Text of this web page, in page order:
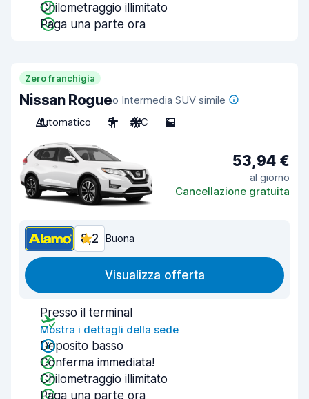
Chilometraggio illimitato
Paga una parte ora
Zero franchigia
Nissan Rogueo Intermedia SUV simile
Automatico
5 A/C 5
53,94 €
al giorno
Cancellazione gratuita
8,2 Buona
Visualizza offerta
Presso il terminal
Mostra i dettagli della sede
Deposito basso
Conferma immediata!
Chilometraggio illimitato
Paga una parte ora